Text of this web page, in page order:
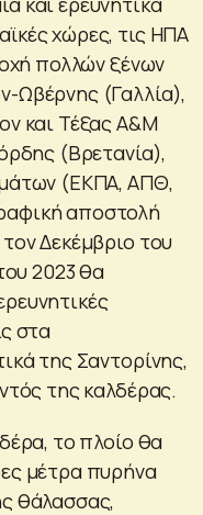
χώρες, τις ΗΠΑ
πολλών ξένων
Ωβέρνης (Γαλλία),
και Τέξας Α&Μ
(Βρετανία),
(ΕΚΠΑ, ΑΠΘ,
αποστολή
Δεκέμβριο του
2023 θα
στα
της Σαντορίνης,
της καλδέρας.
το πλοίο θα
μέτρα πυρήνα
θάλασσας,